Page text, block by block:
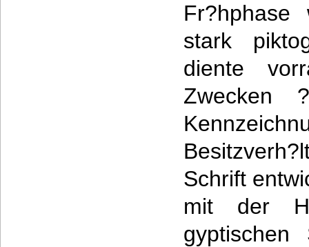
stark
diente
Zwecken
Schrift
mit der